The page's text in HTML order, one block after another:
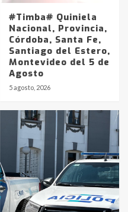
#Timba# Quiniela
Nacional, Provincia,
Córdoba, Santa Fe,
Santiago del Estero,
Montevideo del 5 de
Agosto
5 agosto, 2026
adolescentes
fueron
lunes
5: falleció un
Lauquen